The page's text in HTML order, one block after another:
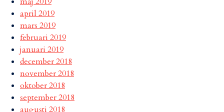
april 2019
mars 2019
februari 2019
januari 2019
december 2018
november 2018
oktober 2018
september 2018
augusti 2018